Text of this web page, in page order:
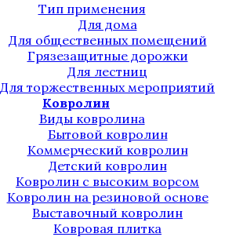
Тип применения
Для дома
Для общественных помещений
Грязезащитные дорожки
Для лестниц
Для торжественных мероприятий
Ковролин
Виды ковролина
Бытовой ковролин
Коммерческий ковролин
Детский ковролин
Ковролин с высоким ворсом
Ковролин на резиновой основе
Выставочный ковролин
Ковровая плитка